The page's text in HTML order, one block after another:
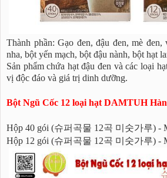
Thành phần: Gạo đen, đậu đen, mè
nha, bột yến mạch, bột đậu nành, bột hạt
Sản phẩm chứa hạt đậu đen và các loại
vị độc đáo và giá trị dinh dưỡng.
Bột Ngũ Cốc 12 loại hạt DAMTUH
Hộp 40 gói (슈퍼곡물 12곡 미숫가루) -
Hộp 12 gói (슈퍼곡물 12곡 미숫가루) -